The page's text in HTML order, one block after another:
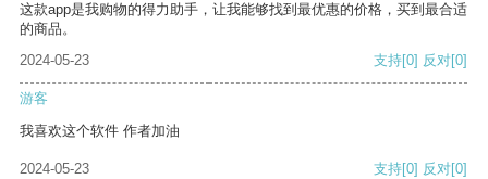
这款app是我购物的得力助手，让我能够找到最优惠的价格，买到最合适
的商品。
2024-05-23
支持[0] 反对[0]
游客
我喜欢这个软件 作者加油
2024-05-23 支持[0] 反对[0]